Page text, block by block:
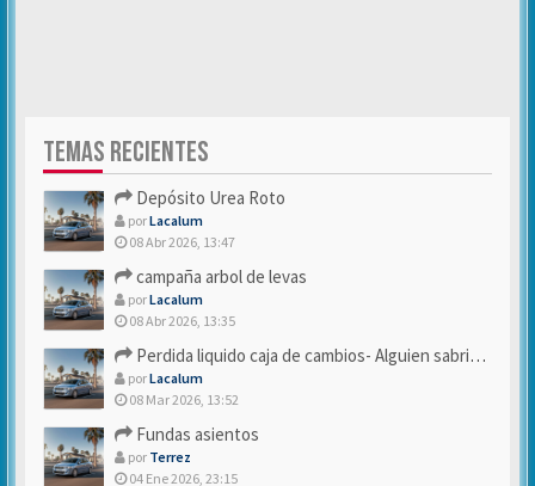
TEMAS RECIENTES
Depósito Urea Roto
porLacalum
08 Abr 2026, 13:47
campaña arbol de levas
porLacalum
08 Abr 2026, 13:35
Perdida liquido caja de cambios- Alguien sabria decirme
porLacalum
08 Mar 2026, 13:52
Fundas asientos
por Terrez
04 Ene 2026, 23:15